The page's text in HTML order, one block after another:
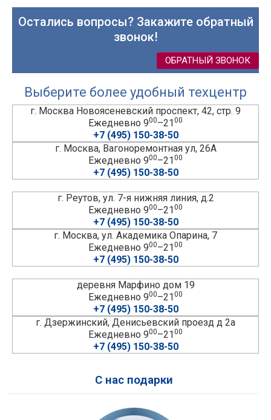
Остались вопросы? Закажите обратный
звонок!
ОБРАТНЫЙ ЗВОНОК
Выберите более удобный техцентр
г. Москва Новоясеневский проспект, 42, стр. 9
Ежедневно 900–21 00
+7 (495) 150-38-50
г. Москва, Вагоноремонтная ул, 26А
Ежедневно 900–21 00
+7 (495) 150-38-50
г. Реутов, ул. 7-я нижняя линия, д.2
Ежедневно 900–21 00
+7 (495) 150-38-50
г. Москва, ул. Академика Опарина, 7
Ежедневно 900–21 00
+7 (495) 150-38-50
деревня Марфино дом 19
Ежедневно 900–21 00
+7 (495) 150-38-50
г. Дзержинский, Денисьевский проезд д 2а
Ежедневно 900–21 00
+7 (495) 150-38-50
С нас подарки